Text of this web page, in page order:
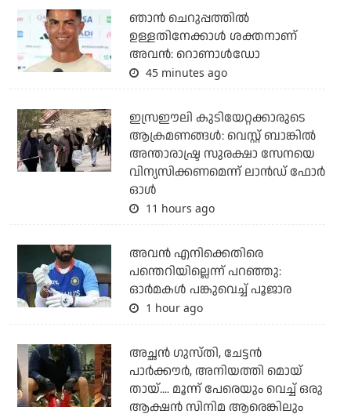
ഞാന്‍ ചെറുപ്പത്തില്‍
ഉള്ളതിനേക്കാള്‍ ശക്തനാണ്
അവന്‍: റൊണാള്‍ഡോ
45 minutes ago
ഇസ്രഈലി കുടിയേറ്റക്കാരുടെ
ആക്രമണങ്ങള്‍: വെസ്റ്റ് ബാങ്കില്‍
അന്താരാഷ്ട്ര സുരക്ഷാ സേനയെ
വിന്യസിക്കണമെന്ന് ലാന്‍ഡ് ഫോര്‍
ഓള്‍
11 hours ago
അവന്‍ എനിക്കെതിരെ
പന്തെറിയില്ലെന്ന് പറഞ്ഞു:
ഓര്‍മകള്‍ പങ്കുവെച്ച് പൂജാര
1 hour ago
അച്ഛന്‍ ഗുസ്തി, ചേട്ടന്‍
പാര്‍ക്കൗര്‍, അനിയത്തി മൊയ്
തായ്.... മൂന്ന് പേരെയും വെച്ച് ഒരു
ആക്ഷന്‍ സിനിമ ആരെങ്കിലും